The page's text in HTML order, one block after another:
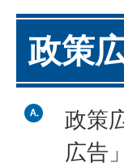
政策
政策
広告